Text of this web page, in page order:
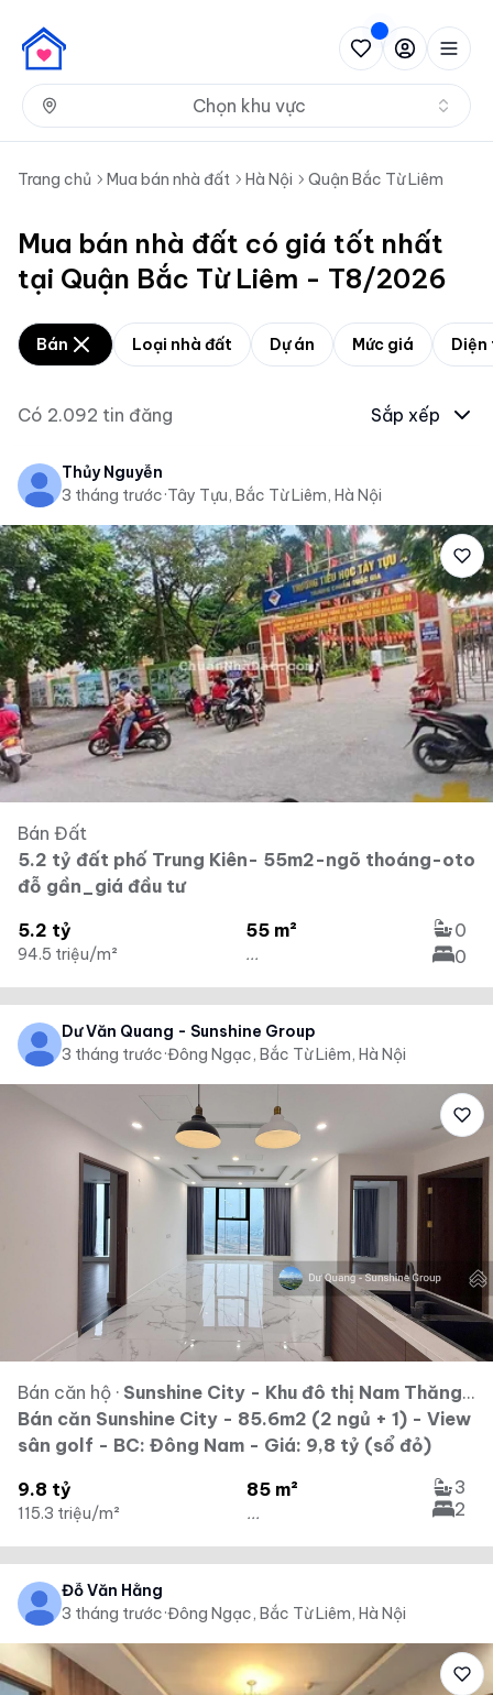
Chọn khu vực
Trang chủ Mua bán nhà đất Hà Nội Quận Bắc Từ Liêm
Mua bán nhà đất có giá tốt nhất
tại Quận Bắc Từ Liêm - T8/2026
Bán Loại nhà đất Dự án Mức giá
Có 2.092 tin đăng Sắp xếp
Thủy Nguyễn
3 tháng trước·Tây Tựu, Bắc Từ Liêm, Hà Nội
Bán Đất
5.2 tỷ đất phố Trung Kiên- 55m2-ngõ thoáng-oto
đỗ gần_giá đầu tư
5.2 tỷ
94.5 triệu/m²
55 m²
...
0
0
Dư Văn Quang - Sunshine Group
3 tháng trước·Đông Ngạc, Bắc Từ Liêm, Hà Nội
Bán căn hộ · Sunshine City - Khu đô thị Nam Thăng Long - Ciputra
Bán căn Sunshine City - 85.6m2 (2 ngủ + 1) - View
sân golf - BC: Đông Nam - Giá: 9,8 tỷ (sổ đỏ)
9.8 tỷ
115.3 triệu/m²
85 m²
...
3
2
Đỗ Văn Hằng
3 tháng trước·Đông Ngạc, Bắc Từ Liêm, Hà Nội